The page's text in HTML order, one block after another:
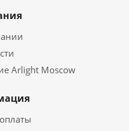
Arlight Moscow